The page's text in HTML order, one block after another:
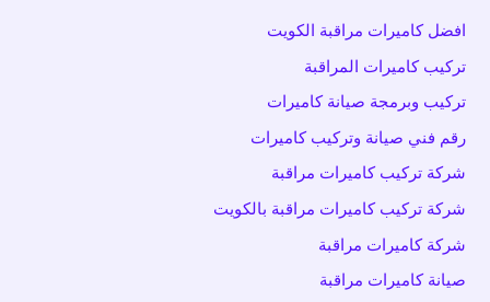
افضل كاميرات مراقبة الكويت
تركيب كاميرات المراقبة
تركيب وبرمجة صيانة كاميرات
رقم فني صيانة وتركيب كاميرات
شركة تركيب كاميرات مراقبة
شركة تركيب كاميرات مراقبة بالكويت
شركة كاميرات مراقبة
صيانة كاميرات مراقبة